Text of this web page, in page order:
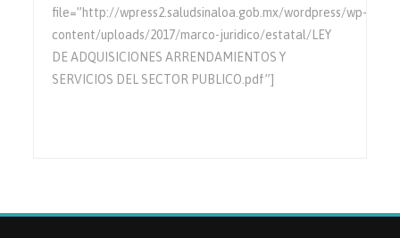
file=”http://wpress2.saludsinaloa.gob.mx/wordpress/wp-
content/uploads/2017/marco-juridico/estatal/LEY
DE ADQUISICIONES ARRENDAMIENTOS Y
SERVICIOS DEL SECTOR PUBLICO.pdf”]